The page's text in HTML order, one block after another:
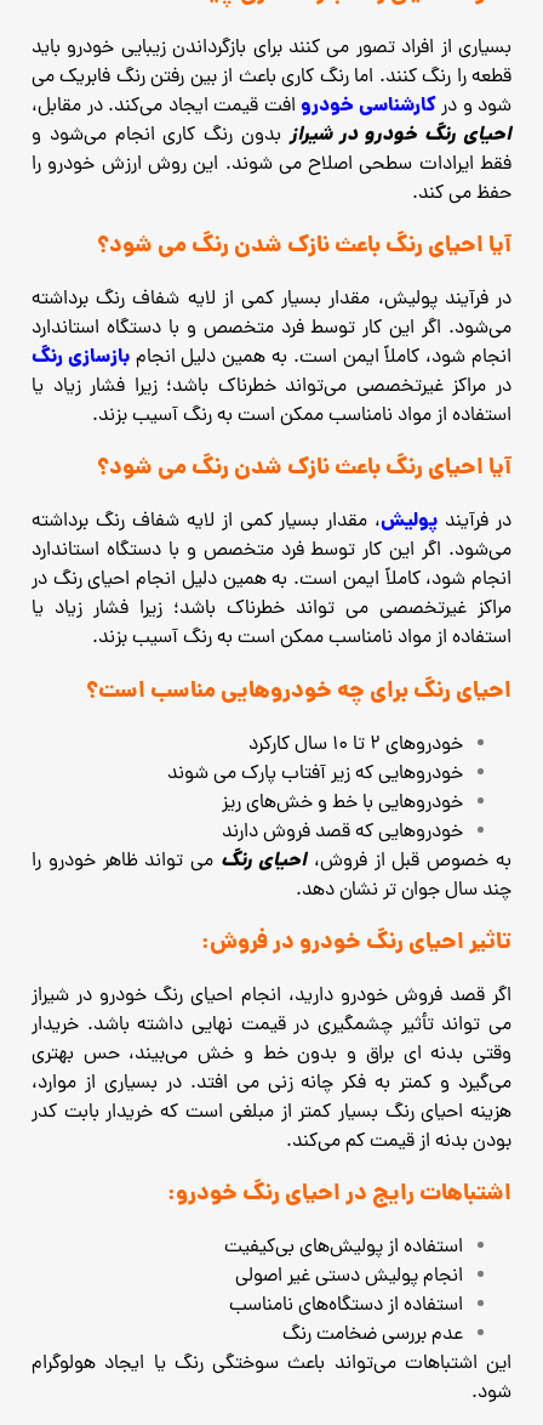
بسیاری از افراد تصور می‌ کنند برای بازگرداندن زیبایی خودرو باید
قطعه را رنگ کنند. اما رنگ‌ کاری باعث از بین رفتن رنگ فابریک می
‌شود و درکارشناسی خودرو افت قیمت ایجاد می‌کند. در مقابل،
احیای رنگ خودرو در شیرازبدون رنگ ‌کاری انجام می‌شود و
فقط ایرادات سطحی اصلاح می‌ شوند. این روش ارزش خودرو را
حفظ می‌ کند.
آیا احیای رنگ باعث نازک شدن رنگ می‌ شود؟
در فرآیند پولیش، مقدار بسیار کمی از لایه شفاف رنگ برداشته
می‌شود. اگر این کار توسط فرد متخصص و با دستگاه استاندارد
انجام شود، کاملاً ایمن است. به همین دلیل انجامبازسازی رنگ
در مراکز غیرتخصصی می‌تواند خطرناک باشد؛ زیرا فشار زیاد یا
استفاده از مواد نامناسب ممکن است به رنگ آسیب بزند.
آیا احیای رنگ باعث نازک شدن رنگ می ‌شود؟
در فرآیند پولیش، مقدار بسیار کمی از لایه شفاف رنگ برداشته
می‌شود. اگر این کار توسط فرد متخصص و با دستگاه استاندارد
انجام شود، کاملاً ایمن است. به همین دلیل انجام احیای رنگ در
مراکز غیرتخصصی می‌ تواند خطرناک باشد؛ زیرا فشار زیاد یا
استفاده از مواد نامناسب ممکن است به رنگ آسیب بزند.
احیای رنگ برای چه خودروهایی مناسب است؟
خودروهای ۲ تا ۱۰ سال کارکرد
خودروهایی که زیر آفتاب پارک می ‌شوند
خودروهایی با خط و خش‌های ریز
خودروهایی که قصد فروش دارند
به‌ خصوص قبل از فروش،احیای رنگ می‌ تواند ظاهر خودرو را
چند سال جوان‌ تر نشان دهد.
تاثیر احیای رنگ خودرو در فروش:
اگر قصد فروش خودرو دارید، انجام احیای رنگ خودرو در شیراز
می‌ تواند تأثیر چشمگیری در قیمت نهایی داشته باشد. خریدار
وقتی بدنه‌ ای براق و بدون خط و خش می‌بیند، حس بهتری
می‌گیرد و کمتر به فکر چانه ‌زنی می‌ افتد. در بسیاری از موارد،
هزینه احیای رنگ بسیار کمتر از مبلغی است که خریدار بابت کدر
بودن بدنه از قیمت کم می‌کند.
اشتباهات رایج در احیای رنگ خودرو:
استفاده از پولیش‌های بی‌کیفیت
انجام پولیش دستی غیر اصولی
استفاده از دستگاه‌های نامناسب
عدم بررسی ضخامت رنگ
این اشتباهات می‌تواند باعث سوختگی رنگ یا ایجاد هولوگرام
شود.